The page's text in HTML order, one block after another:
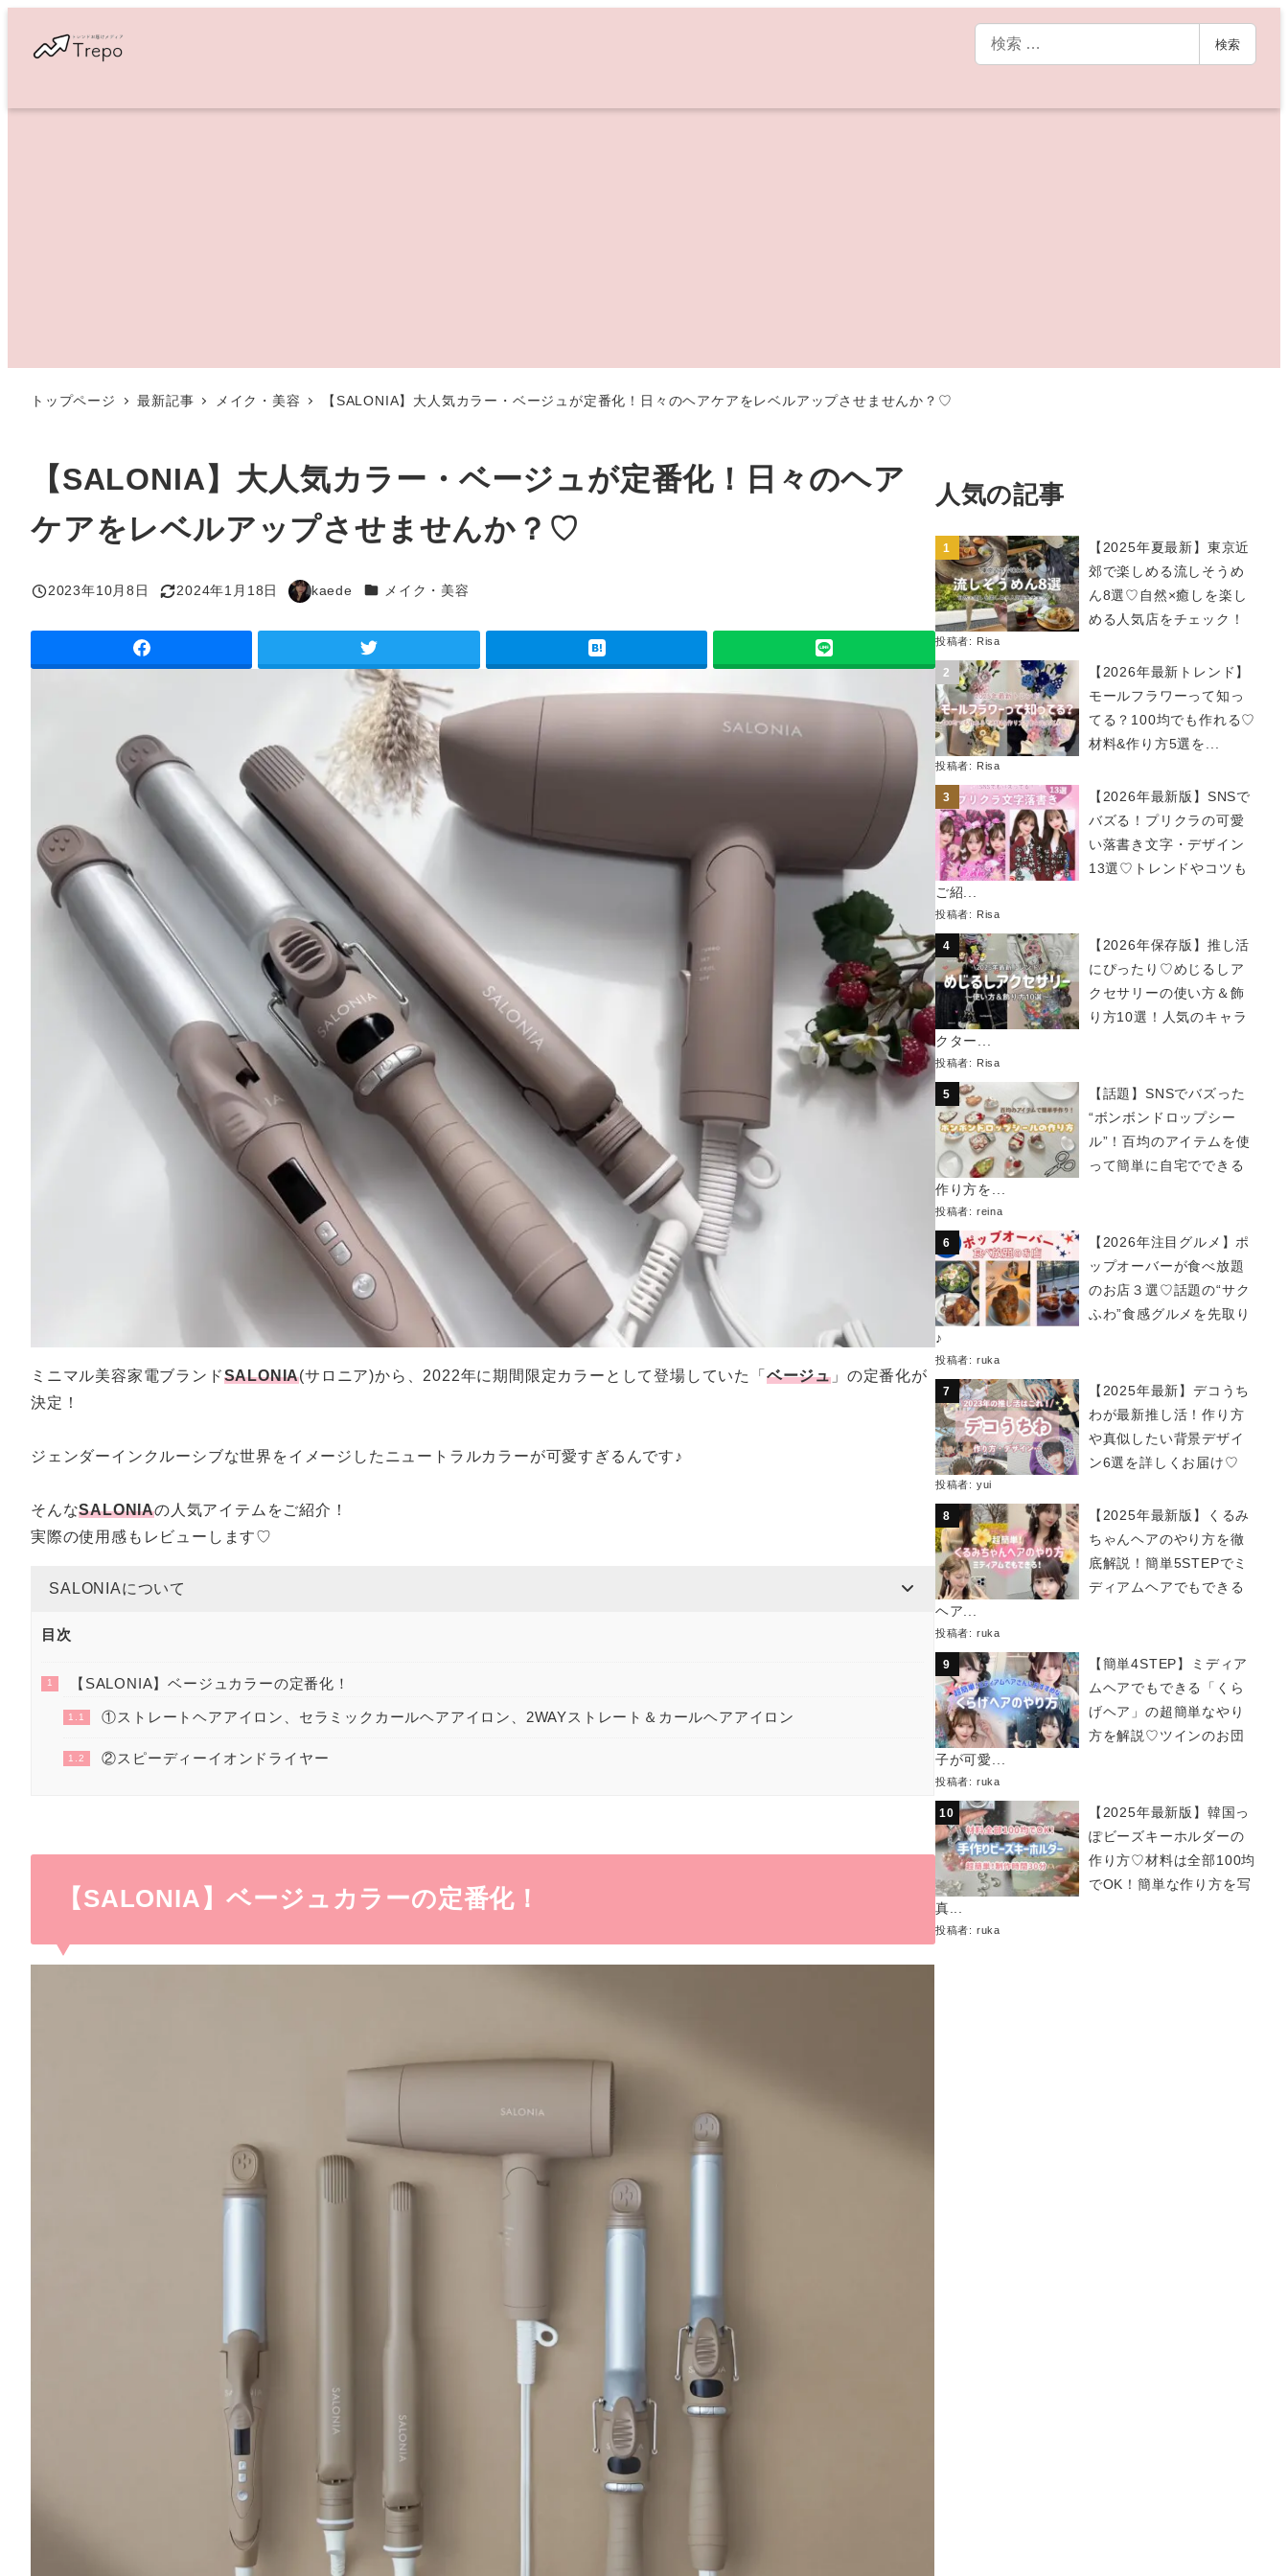
索
検索
トップページ 最新記事 メイク・美容 【SALONIA】大人気カラー・ベージュが定番化！日々のヘアケアをレベルアップさせませんか？♡
【SALONIA】大人気カラー・ベージュが定番化！日々のヘア
ケアをレベルアップさせませんか？♡
投稿日
2023年10月8日
更新日
2024年1月18日
著
kaede カテゴリー
メイク・美容
ミニマル美容家電ブランドSALONIA(サロニア)から、2022年に期間限定カラーとして登場していた「 ベージュ 」の定番化が
決定！
ジェンダーインクルーシブな世界をイメージしたニュートラルカラーが可愛すぎるんです♪
そんなSALONIAの人気アイテムをご紹介！
実際の使用感もレビューします♡
SALONIAについて
目次
1 【SALONIA】ベージュカラーの定番化！
1.1 ①ストレートヘアアイロン、セラミックカールヘアアイロン、2WAYストレート＆カールヘアアイロン
1.2 ②スピーディーイオンドライヤー
【SALONIA】ベージュカラーの定番化！
人気の記事
【2025年夏最新】東京近
郊で楽しめる流しそうめ
ん8選♡自然×癒しを楽し
める人気店をチェック！
投稿者: Risa
【2026年最新トレンド】
モールフラワーって知っ
てる？100均でも作れる♡
材料&作り方5選を...
投稿者: Risa
【2026年最新版】SNSで
バズる！プリクラの可愛
い落書き文字・デザイン
13選♡トレンドやコツも
ご紹...
投稿者: Risa
【2026年保存版】推し活
にぴったり♡めじるしア
クセサリーの使い方＆飾
り方10選！人気のキャラ
クター...
投稿者: Risa
【話題】SNSでバズった
“ボンボンドロップシー
ル”！百均のアイテムを使
って簡単に自宅でできる
作り方を...
投稿者: reina
【2026年注目グルメ】ポ
ップオーバーが食べ放題
のお店３選♡話題の“サク
ふわ”食感グルメを先取り
♪
投稿者: ruka
【2025年最新】デコうち
わが最新推し活！作り方
や真似したい背景デザイ
ン6選を詳しくお届け♡
投稿者: yui
【2025年最新版】くるみ
ちゃんヘアのやり方を徹
底解説！簡単5STEPでミ
ディアムヘアでもできる
ヘア...
投稿者: ruka
【簡単4STEP】ミディア
ムヘアでもできる「くら
げヘア」の超簡単なやり
方を解説♡ツインのお団
子が可愛...
投稿者: ruka
【2025年最新版】韓国っ
ぽビーズキーホルダーの
作り方♡材料は全部100均
でOK！簡単な作り方を写
真...
投稿者: ruka